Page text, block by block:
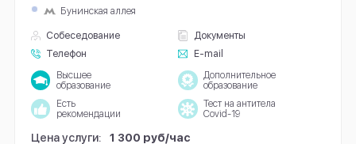
Собеседование
Документы
Телефон
E-mail
Бунинская аллея
Высшее
образование
Дополнительное
образование
Есть
рекомендации
Тест на антитела
Covid-19
Цена услуги: 1 300 руб/час